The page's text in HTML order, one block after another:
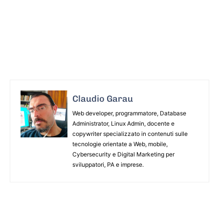
Claudio Garau
Web developer, programmatore, Database
Administrator, Linux Admin, docente e
copywriter specializzato in contenuti sulle
tecnologie orientate a Web, mobile,
Cybersecurity e Digital Marketing per
sviluppatori, PA e imprese.